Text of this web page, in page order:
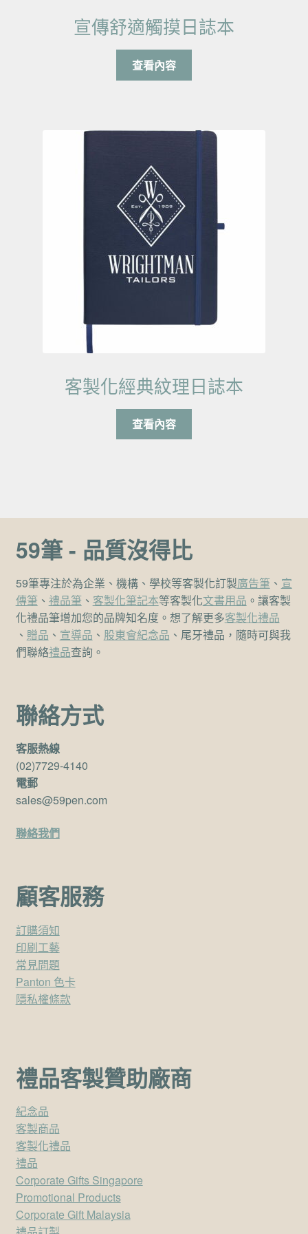
宣傳舒適觸摸日誌本
查看內容
客製化經典紋理日誌本
查看內容
59筆 - 品質沒得比
59筆專注於為企業、機構、學校等客製化訂製廣告筆、 宣
傳筆、 禮品筆、 客製化筆記本等客製化文書用品 。讓客製
化禮品筆增加您的品牌知名度。想了解更多客製化禮品
、 贈品 、 宣導品 、 股東會紀念品 、尾牙禮品，隨時可與我
們聯絡禮品查詢。
聯絡方式
客服熱線
(02)7729-4140
電郵
sales@59pen.com
聯絡我們
顧客服務
訂購須知
印刷工藝
常見問題
Panton 色卡
隱私權條款
禮品客製贊助廠商
紀念品
客製商品
客製化禮品
禮品
Corporate Gifts Singapore
Promotional Products
Corporate Gift Malaysia